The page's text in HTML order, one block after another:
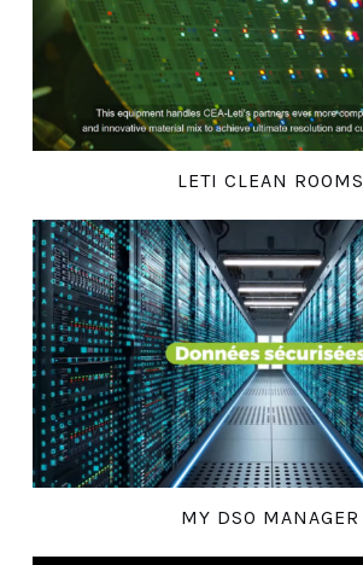
LETI CLEAN ROOMS
MY DSO MANAGER